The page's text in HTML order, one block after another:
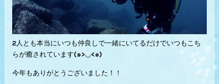
2人とも本当にいつも仲良しで一緒にいてるだけでいつもこち
らが癒されています(๑>◡<๑)
今年もありがとうございました！！